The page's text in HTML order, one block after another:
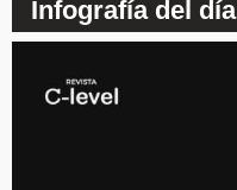
Infografía del día